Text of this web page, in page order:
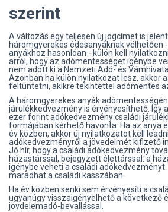
szerint
A változás egy teljesen új jogcímet is
háromgyerekes édesanyáknak vélhetően
anyákhoz hasonlóan - külön kell
arról, hogy az adómentességet igénybe
nem adott ki a Nemzeti Adó- és
Azonban ha külön nyilatkozat lesz, akkor
feltüntetni, akikre tekintettel adómentes
A háromgyerekes anyák
járulékkedvezmény is érvényesíthető. Így
ezer forint adókedvezmény családi
formájában kérhető havonta. Ha az anya
év közben, akkor új nyilatkozatot kell
adókedvezményről a jövedelmét kifizető
Jó hír, hogy a családi adókedvezmény
házastárssal, bejegyzett élettárssal: a
igénybe veheti a családi
maradhat a családi kasszában.
Ha év közben senki sem érvényesíti a
ugyanúgy visszaigényelhető a következő
jövdelemadó-bevallással.